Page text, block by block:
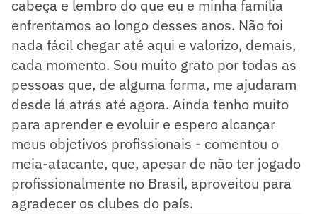
cabeça e lembro do que eu e minha família
enfrentamos ao longo desses anos. Não foi
nada fácil chegar até aqui e valorizo, demais,
cada momento. Sou muito grato por todas as
pessoas que, de alguma forma, me ajudaram
desde lá atrás até agora. Ainda tenho muito
para aprender e evoluir e espero alcançar
meus objetivos profissionais - comentou o
meia-atacante, que, apesar de não ter jogado
profissionalmente no Brasil, aproveitou para
agradecer os clubes do país.